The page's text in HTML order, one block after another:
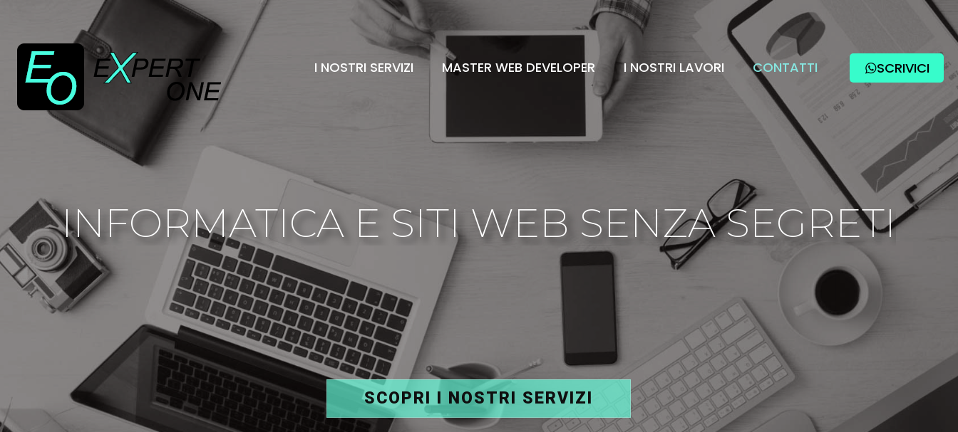
I NOSTRI SERVIZI MASTER WEB DEVELOPER I NOSTRI LAVORI CONTATTI SCRIVICI
INFORMATICA E SITI WEB SENZA SEGRETI
SCOPRI I NOSTRI SERVIZI